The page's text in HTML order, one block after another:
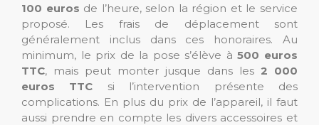
100 euros de l’heure, selon la région et le service
proposé. Les frais de déplacement sont
généralement inclus dans ces honoraires. Au
minimum, le prix de la pose s’élève à500 euros
TTC, mais peut monter jusque dans les 2 000
euros
TTC si l’intervention présente des
complications. En plus du prix de l’appareil, il faut
aussi prendre en compte les divers accessoires et